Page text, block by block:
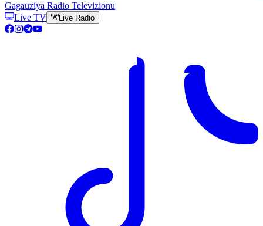
Gagauziya Radio Televizionu
Live TV
Live Radio